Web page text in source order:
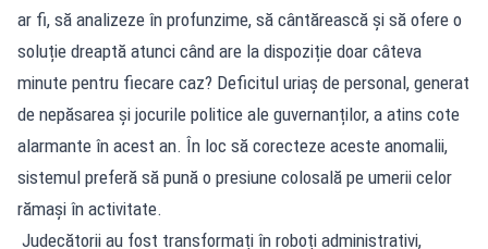
ar fi, să analizeze în profunzime, să cântărească și să ofere o
soluție dreaptă atunci când are la dispoziție doar câteva
minute pentru fiecare caz? Deficitul uriaș de personal, generat
de nepăsarea și jocurile politice ale guvernanților, a atins cote
alarmante în acest an. În loc să corecteze aceste anomalii,
sistemul preferă să pună o presiune colosală pe umerii celor
rămași în activitate.
Judecătorii au fost transformați în roboți administrativi,